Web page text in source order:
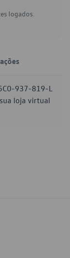
logados.
937-819-L
loja virtual